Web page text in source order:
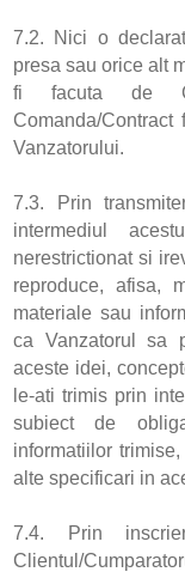
7.2. Nici o
presa sau orice alt
fi facuta de
Comanda/
Vanzatorului.
7.3. Prin
intermediul
nerestrictionat si
reproduce, afisa,
materiale sau
ca Vanzatorul sa
aceste idei,
le-ati trimis prin
subiect de
informatiilor
alte specificari in
7.4. Prin
Clientul/